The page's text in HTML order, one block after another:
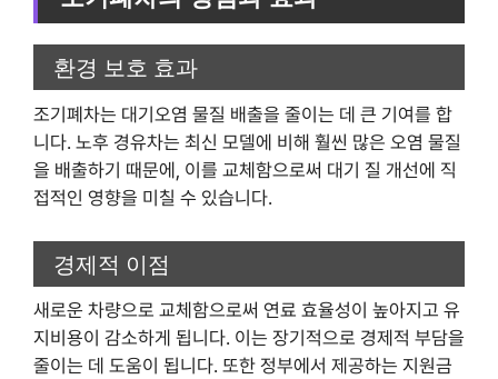
환경 보호 효과
조기폐차는 대기오염 물질 배출을 줄이는 데 큰 기여를 합
니다. 노후 경유차는 최신 모델에 비해 훨씬 많은 오염 물질
을 배출하기 때문에, 이를 교체함으로써 대기 질 개선에 직
접적인 영향을 미칠 수 있습니다.
경제적 이점
새로운 차량으로 교체함으로써 연료 효율성이 높아지고 유
지비용이 감소하게 됩니다. 이는 장기적으로 경제적 부담을
줄이는 데 도움이 됩니다. 또한 정부에서 제공하는 지원금